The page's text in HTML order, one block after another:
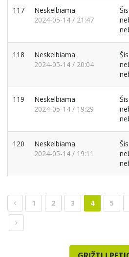
117
Neskelbiama
2024-05-14 / 21:47
118
Neskelbiama
2024-05-14 / 20:04
119
Neskelbiama
2024-05-14 / 19:29
120
Neskelbiama
2024-05-14 / 19:11
1 2 3 4 5